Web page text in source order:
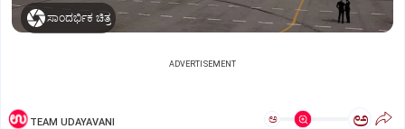
ಸಾಂದರ್ಭಿಕ ಚಿತ್ರ
ADVERTISEMENT
TEAM UDAYAVANI ಅ ಅ